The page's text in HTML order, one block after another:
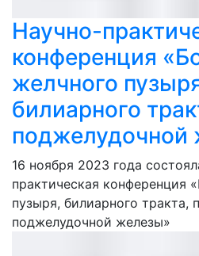
Научно-
конференция
желчного
билиарного
поджелудочной
16 ноября 2023 года
практическая конференция
пузыря, билиарного тракта,
поджелудочной железы»